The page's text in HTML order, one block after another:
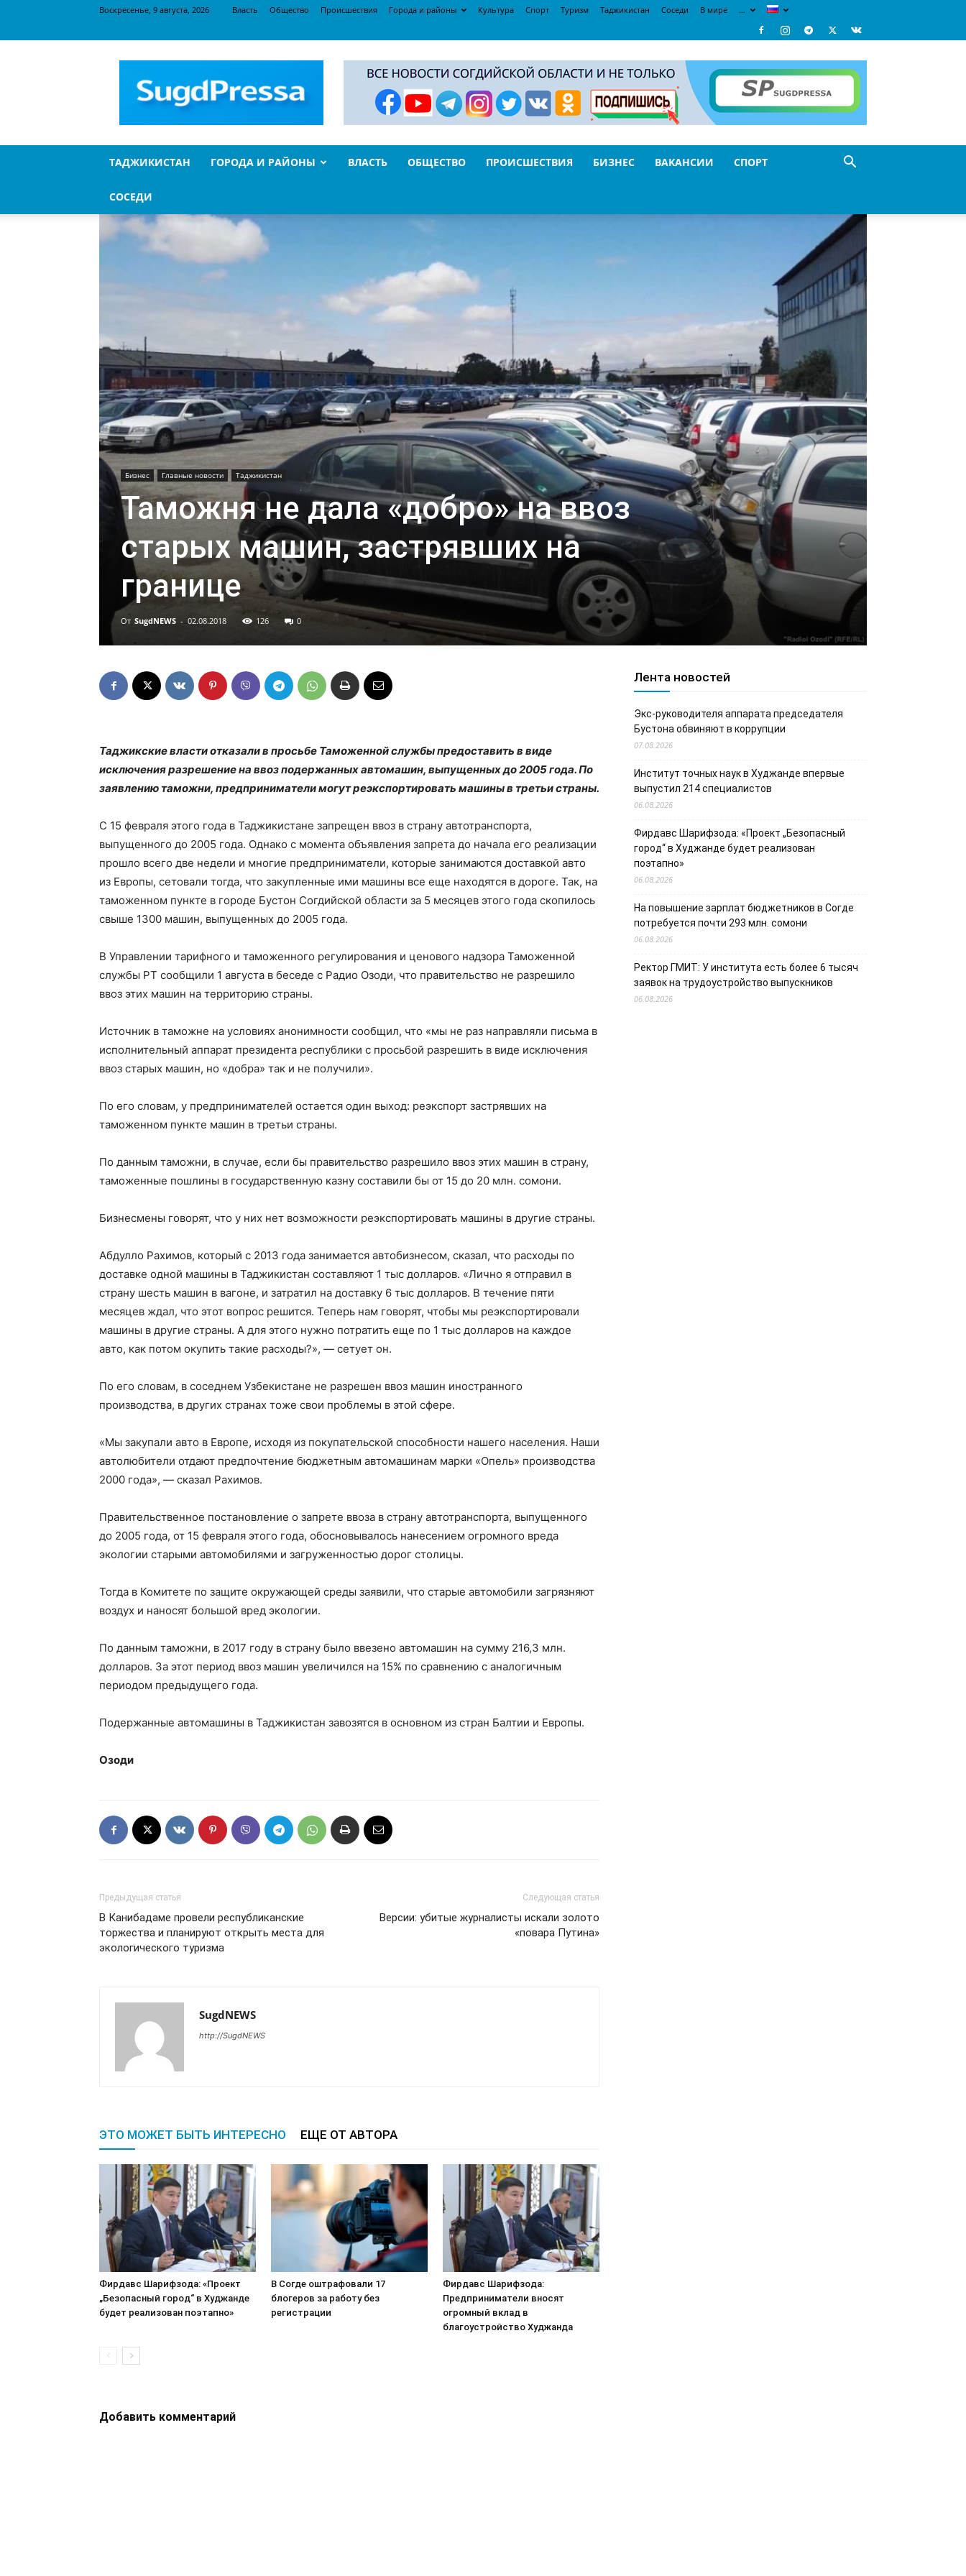
Воскресенье, 9 августа, 2026 Власть Общество Происшествия Города и районы Культура Спорт Туризм Таджикистан Соседи В мире …
ТАДЖИКИСТАН ГОРОДА И РАЙОНЫ ВЛАСТЬ ОБЩЕСТВО ПРОИСШЕСТВИЯ БИЗНЕС ВАКАНСИИ СПОРТ
СОСЕДИ
Бизнес Главные новости Таджикистан
Таможня не дала «добро» на ввоз
старых машин, застрявших на
границе
От SugdNEWS - 02.08.2018 126 0
Таджикские власти отказали в просьбе Таможенной службы предоставить в виде
исключения разрешение на ввоз подержанных автомашин, выпущенных до 2005 года. По
заявлению таможни, предприниматели могут реэкспортировать машины в третьи страны.
С 15 февраля этого года в Таджикистане запрещен ввоз в страну автотранспорта,
выпущенного до 2005 года. Однако с момента объявления запрета до начала его реализации
прошло всего две недели и многие предприниматели, которые занимаются доставкой авто
из Европы, сетовали тогда, что закупленные ими машины все еще находятся в дороге. Так, на
таможенном пункте в городе Бустон Согдийской области за 5 месяцев этого года скопилось
свыше 1300 машин, выпущенных до 2005 года.
В Управлении тарифного и таможенного регулирования и ценового надзора Таможенной
службы РТ сообщили 1 августа в беседе с Радио Озоди, что правительство не разрешило
ввоз этих машин на территорию страны.
Источник в таможне на условиях анонимности сообщил, что «мы не раз направляли письма в
исполнительный аппарат президента республики с просьбой разрешить в виде исключения
ввоз старых машин, но «добра» так и не получили».
По его словам, у предпринимателей остается один выход: реэкспорт застрявших на
таможенном пункте машин в третьи страны.
По данным таможни, в случае, если бы правительство разрешило ввоз этих машин в страну,
таможенные пошлины в государственную казну составили бы от 15 до 20 млн. сомони.
Бизнесмены говорят, что у них нет возможности реэкспортировать машины в другие страны.
Абдулло Рахимов, который с 2013 года занимается автобизнесом, сказал, что расходы по
доставке одной машины в Таджикистан составляют 1 тыс долларов. «Лично я отправил в
страну шесть машин в вагоне, и затратил на доставку 6 тыс долларов. В течение пяти
месяцев ждал, что этот вопрос решится. Теперь нам говорят, чтобы мы реэкспортировали
машины в другие страны. А для этого нужно потратить еще по 1 тыс долларов на каждое
авто, как потом окупить такие расходы?», — сетует он.
По его словам, в соседнем Узбекистане не разрешен ввоз машин иностранного
производства, в других странах тоже свои проблемы в этой сфере.
«Мы закупали авто в Европе, исходя из покупательской способности нашего населения. Наши
автолюбители отдают предпочтение бюджетным автомашинам марки «Опель» производства
2000 года», — сказал Рахимов.
Правительственное постановление о запрете ввоза в страну автотранспорта, выпущенного
до 2005 года, от 15 февраля этого года, обосновывалось нанесением огромного вреда
экологии старыми автомобилями и загруженностью дорог столицы.
Тогда в Комитете по защите окружающей среды заявили, что старые автомобили загрязняют
воздух и наносят большой вред экологии.
По данным таможни, в 2017 году в страну было ввезено автомашин на сумму 216,3 млн.
долларов. За этот период ввоз машин увеличился на 15% по сравнению с аналогичным
периодом предыдущего года.
Подержанные автомашины в Таджикистан завозятся в основном из стран Балтии и Европы.
Озоди
Предыдущая статья
В Канибадаме провели республиканские
торжества и планируют открыть места для
экологического туризма
Следующая статья
Версии: убитые журналисты искали золото
«повара Путина»
SugdNEWS
http://SugdNEWS
ЭТО МОЖЕТ БЫТЬ ИНТЕРЕСНО ЕЩЕ ОТ АВТОРА
Фирдавс Шарифзода: «Проект
„Безопасный город“ в Худжанде
будет реализован поэтапно»
В Согде оштрафовали 17
блогеров за работу без
регистрации
Фирдавс Шарифзода:
Предприниматели вносят
огромный вклад в
благоустройство Худжанда
Добавить комментарий
Лента новостей
Экс-руководителя аппарата председателя
Бустона обвиняют в коррупции
07.08.2026
Институт точных наук в Худжанде впервые
выпустил 214 специалистов
06.08.2026
Фирдавс Шарифзода: «Проект „Безопасный
город“ в Худжанде будет реализован
поэтапно»
06.08.2026
На повышение зарплат бюджетников в Согде
потребуется почти 293 млн. сомони
06.08.2026
Ректор ГМИТ: У института есть более 6 тысяч
заявок на трудоустройство выпускников
06.08.2026